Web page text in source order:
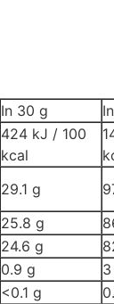
In 30 g
424 kJ / 100
kcal
29.1 g
25.8 g
24.6 g
0.9 g
<0.1 g